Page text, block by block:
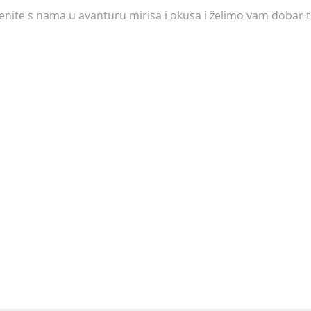
s nama u avanturu mirisa i okusa i želimo vam dobar